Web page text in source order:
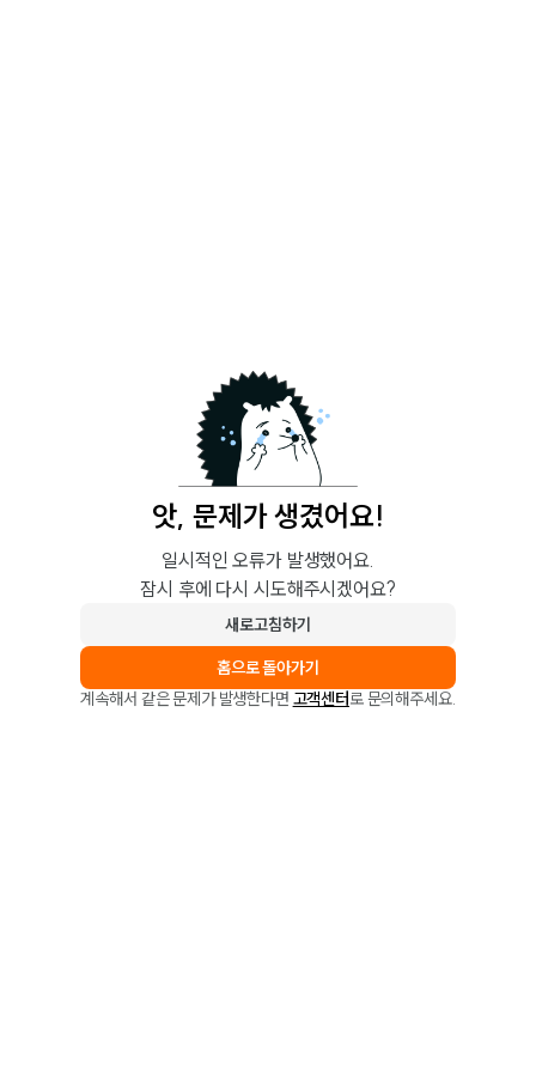
앗, 문제가 생겼어요!
일시적인 오류가 발생했어요.
잠시 후에 다시 시도해주시겠어요?
새로고침하기
홈으로 돌아가기
계속해서 같은 문제가 발생한다면 고객센터로 문의해주세요.